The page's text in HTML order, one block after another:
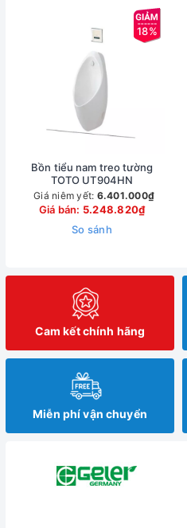
18%
Bồn tiểu nam treo tường
TOTO UT904HN
Giá niêm yết: 6.401.000₫
Giá bán: 5.248.820₫
So sánh
Cam kết chính hãng
Miễn phí vận chuyển